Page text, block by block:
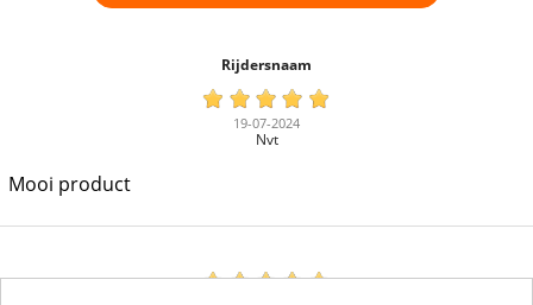
Rijdersnaam
19-07-2024
Nvt
Mooi product